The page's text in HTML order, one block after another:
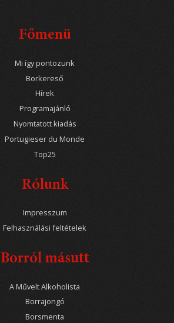
Főmenü
Mi így pontozunk
Borkereső
Hírek
Programajánló
Nyomtatott kiadás
Portugieser du Monde
Top25
Rólunk
Impresszum
Felhasználási feltételek
Borról másutt
A Művelt Alkoholista
Borrajongó
Borsmenta